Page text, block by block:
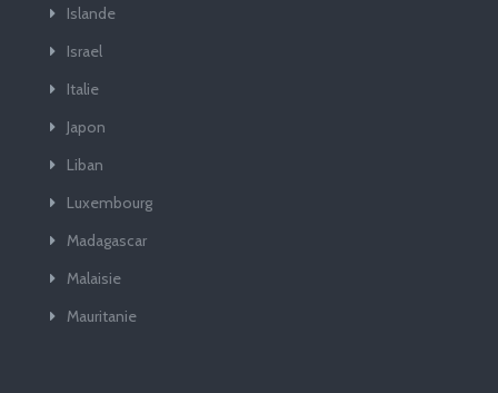
Islande
Israel
Italie
Japon
Liban
Luxembourg
Madagascar
Malaisie
Mauritanie